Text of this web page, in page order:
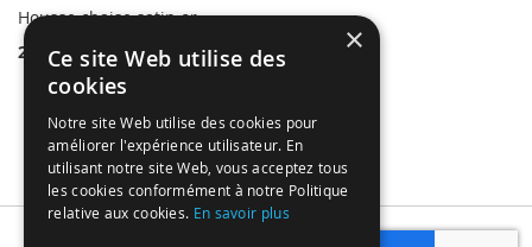
Housse chaise satin or
27,99 €
×
Ce site Web utilise des
cookies
Notre site Web utilise des cookies pour
améliorer l'expérience utilisateur. En
utilisant notre site Web, vous acceptez tous
les cookies conformément à notre Politique
relative aux cookies. En savoir plus